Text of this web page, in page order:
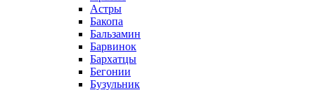
Астры
Бакопа
Бальзамин
Барвинок
Бархатцы
Бегонии
Бузульник